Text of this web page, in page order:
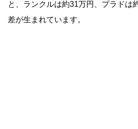
と、ランクルは約31万円、プラドは
差が生まれています。